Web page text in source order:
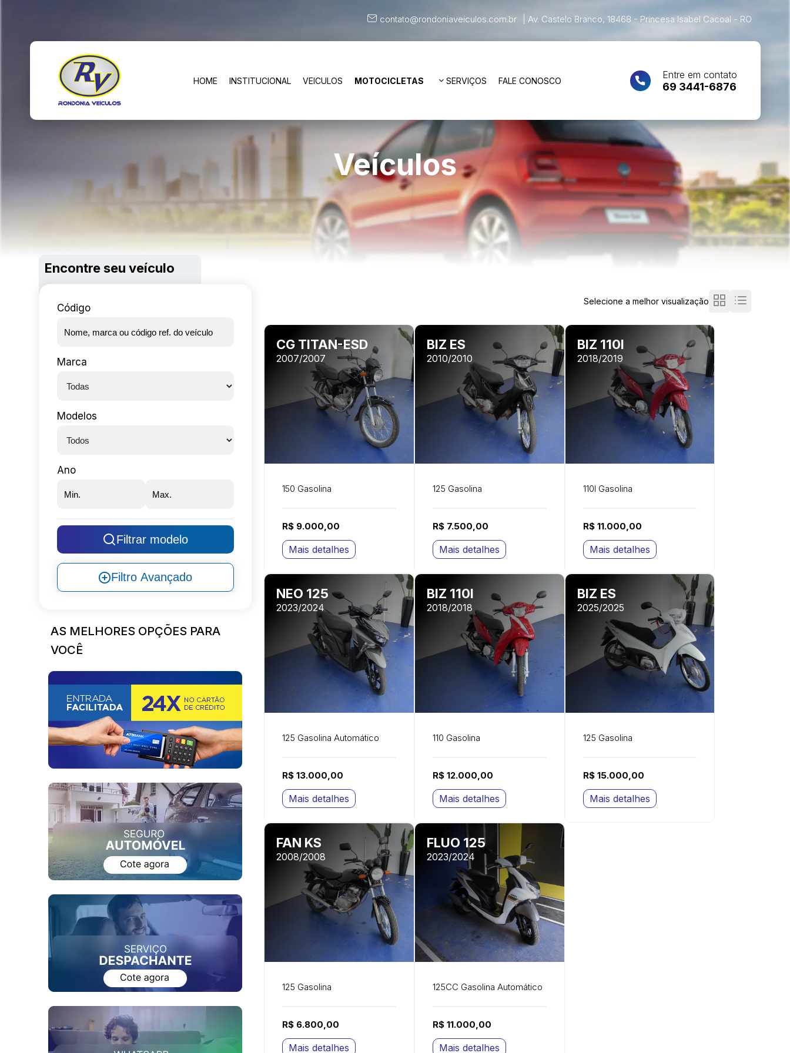
contato@rondoniaveiculos.com.br Av. Castelo Branco, 18468 - Princesa Isabel Cacoal - RO
HOME INSTITUCIONAL VEICULOS MOTOCICLETAS SERVIÇOS FALE CONOSCO
Entre em contato
69 3441-6876
Veículos
Encontre seu veículo
Código
Marca
Modelos
Ano
Filtrar modelo
Filtro Avançado
AS MELHORES OPÇÕES PARA
VOCÊ
Selecione a melhor visualização
CG TITAN-ESD
2007/2007
150 Gasolina
R$ 9.000,00
Mais detalhes
BIZ ES
2010/2010
125 Gasolina
R$ 7.500,00
Mais detalhes
BIZ 110I
2018/2019
110I Gasolina
R$ 11.000,00
Mais detalhes
NEO 125
2023/2024
125 Gasolina Automático
R$ 13.000,00
Mais detalhes
BIZ 110I
2018/2018
110 Gasolina
R$ 12.000,00
Mais detalhes
BIZ ES
2025/2025
125 Gasolina
R$ 15.000,00
Mais detalhes
FAN KS
2008/2008
125 Gasolina
R$ 6.800,00
Mais detalhes
FLUO 125
2023/2024
125CC Gasolina Automático
R$ 11.000,00
Mais detalhes